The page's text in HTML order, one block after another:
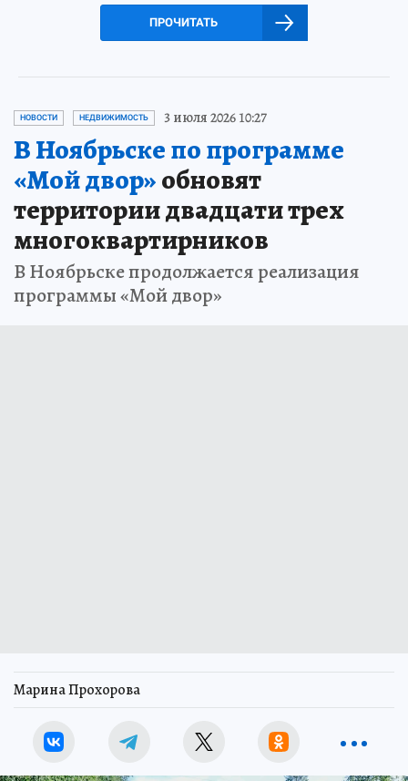
ПРОЧИТАТЬ
НОВОСТИ НЕДВИЖИМОСТЬ 3 июля 2026 10:27
В Ноябрьске по программе
«Мой двор»обновят
территории двадцати трех
многоквартирников
В Ноябрьске продолжается реализация
программы «Мой двор»
Марина Прохорова